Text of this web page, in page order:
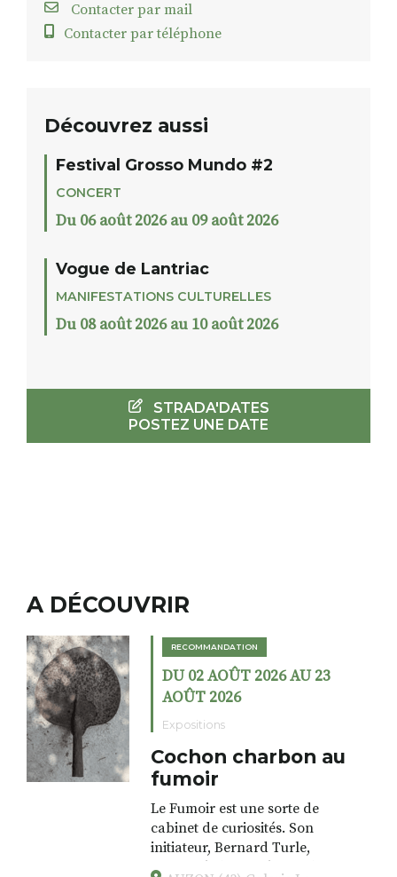
Contacter par mail
Contacter par téléphone
Découvrez aussi
Festival Grosso Mundo #2
CONCERT
Du 06 août 2026 au 09 août 2026
Vogue de Lantriac
MANIFESTATIONS CULTURELLES
Du 08 août 2026 au 10 août 2026
STRADA'DATES
POSTEZ UNE DATE
A DÉCOUVRIR
RECOMMANDATION
DU 02 AOÛT 2026 AU 23
AOÛT 2026
Expositions
Cochon charbon au
fumoir
Le Fumoir est une sorte de
cabinet de curiosités. Son
initiateur, Bernard Turle,
s’amuse à donner à voir des